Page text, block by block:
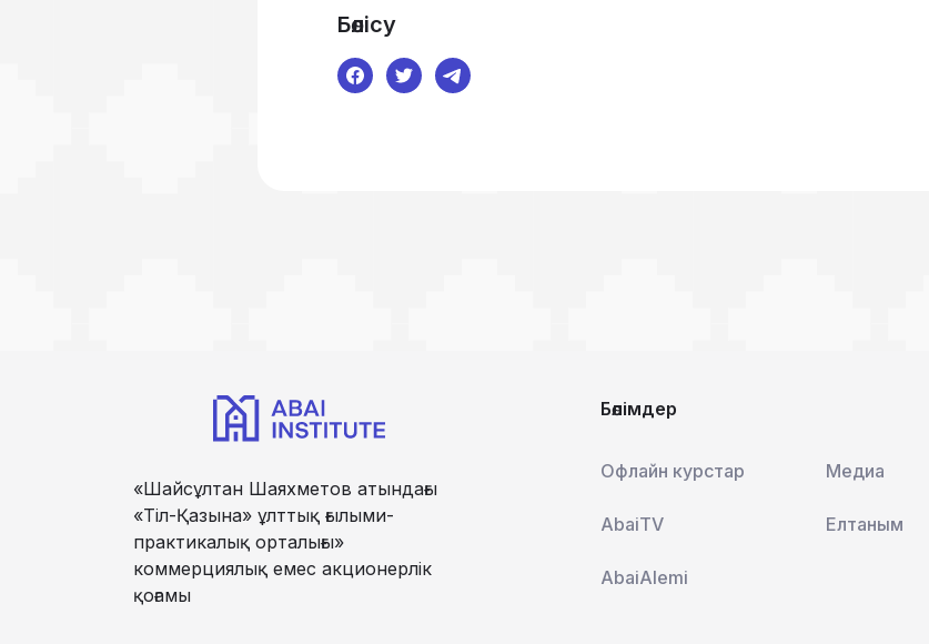
Бөлісу
«Шайсұлтан Шаяхметов атындағы
«Тіл-Қазына» ұлттық ғылыми-
практикалық орталығы»
коммерциялық емес акционерлік
қоғамы
Бөлімдер
Офлайн курстар Медиа
AbaiTV Елтаным
AbaiAlemi